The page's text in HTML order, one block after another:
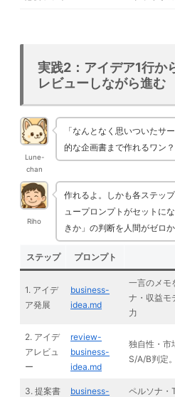
実践2：アイデア1行か
レビューしながら進む
Lune-
chan
「なんとなく思いついたサ
的な企画書まで作れるワン？
Riho
作れるよ。しかも各ステッ
ュープロンプトがセットに
きか」の判断を人間がゼロ
ステップ プロンプト
1. アイデ
ア発展
business-
idea.md
一言のメモ
ナ・収益モ
力
2. アイデ
アレビュ
ー
review-
business-
idea.md
独自性・市
S/A/B判定
3. 提案書
business-
ペルソナ・